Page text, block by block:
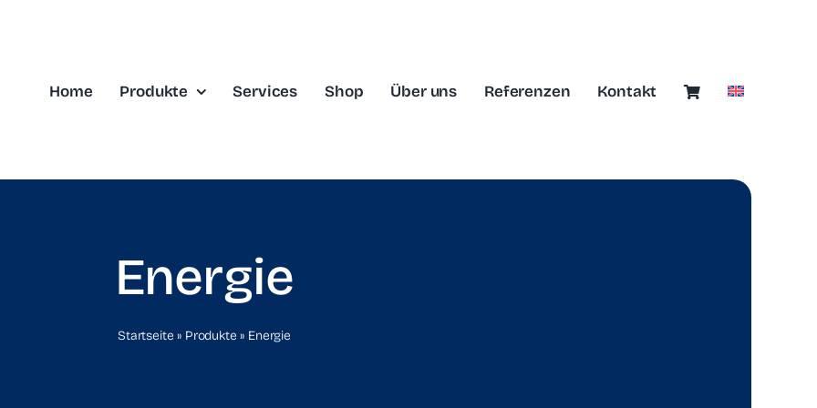
Home
Produkte Services Shop Über uns Referenzen Kontakt
Energie
Startseite » Produkte » Energie